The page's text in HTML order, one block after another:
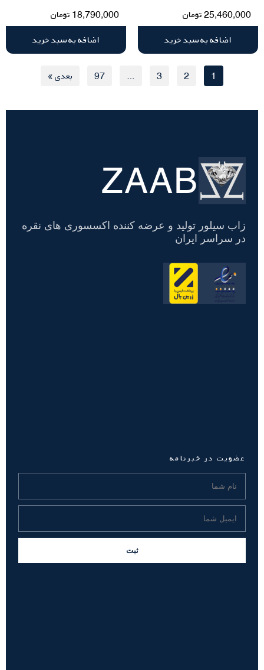
25,460,000تومان
اضافه به سبد خرید
18,790,000 تومان
اضافه به سبد خرید
1
2
3
…
97 بعدی »
تسویه
حساب
ZAAB
زاب سیلور تولید و عرضه کننده اکسسوری های نقره
در سراسر ایران
عضویت در خبرنامه
ثبت